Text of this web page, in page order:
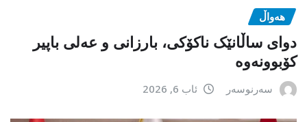
هەواڵ
دوای ساڵانێک ناکۆکی، بارزانی و عەلی باپیر
کۆبوونەوە
سەرنوسەر ئاب 6, 2026